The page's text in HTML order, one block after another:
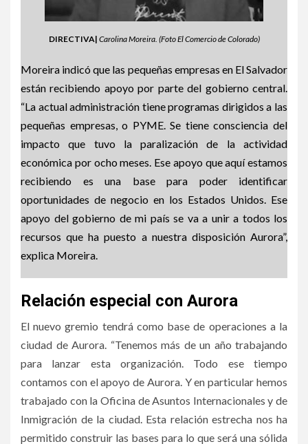
DIRECTIVA| Carolina Moreira. (Foto El Comercio de Colorado)
Moreira indicó que las pequeñas empresas en El Salvador
están recibiendo apoyo por parte del gobierno central.
“La actual administración tiene programas dirigidos a las
pequeñas empresas, o PYME. Se tiene consciencia del
impacto que tuvo la paralización de la actividad
económica por ocho meses. Ese apoyo que aquí estamos
recibiendo es una base para poder identificar
oportunidades de negocio en los Estados Unidos. Ese
apoyo del gobierno de mi país se va a unir a todos los
recursos que ha puesto a nuestra disposición Aurora”,
explica Moreira.
Relación especial con Aurora
El nuevo gremio tendrá como base de operaciones a la
ciudad de Aurora. “Tenemos más de un año trabajando
para lanzar esta organización. Todo ese tiempo
contamos con el apoyo de Aurora. Y en particular hemos
trabajado con la Oficina de Asuntos Internacionales y de
Inmigración de la ciudad. Esta relación estrecha nos ha
permitido construir las bases para lo que será una sólida